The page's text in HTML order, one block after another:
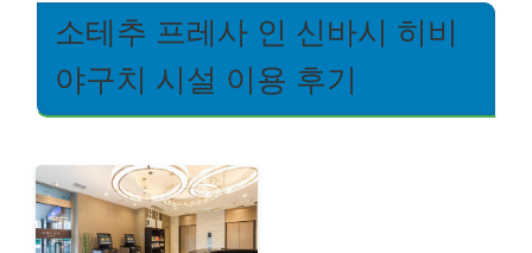
소테추 프레사 인 신바시 히비
야구치 시설 이용 후기